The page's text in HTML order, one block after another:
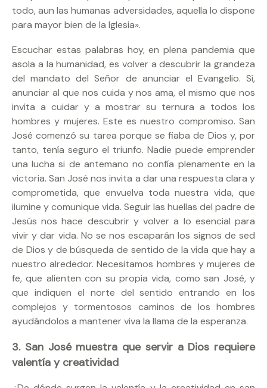
todo, aun las humanas adversidades, aquella lo dispone
para mayor bien de la Iglesia».
Escuchar estas palabras hoy, en plena pandemia que
asola a la humanidad, es volver a descubrir la grandeza
del mandato del Señor de anunciar el Evangelio. Sí,
anunciar al que nos cuida y nos ama, el mismo que nos
invita a cuidar y a mostrar su ternura a todos los
hombres y mujeres. Este es nuestro compromiso. San
José comenzó su tarea porque se fiaba de Dios y, por
tanto, tenía seguro el triunfo. Nadie puede emprender
una lucha si de antemano no confía plenamente en la
victoria. San José nos invita a dar una respuesta clara y
comprometida, que envuelva toda nuestra vida, que
ilumine y comunique vida. Seguir las huellas del padre de
Jesús nos hace descubrir y volver a lo esencial para
vivir y dar vida. No se nos escaparán los signos de sed
de Dios y de búsqueda de sentido de la vida que hay a
nuestro alrededor. Necesitamos hombres y mujeres de
fe, que alienten con su propia vida, como san José, y
que indiquen el norte del sentido entrando en los
complejos y tormentosos caminos de los hombres
ayudándolos a mantener viva la llama de la esperanza.
3. San José muestra que servir a Dios requiere
valentía y creatividad